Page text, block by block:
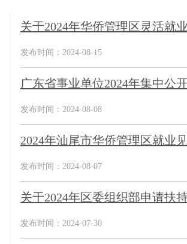
关于2024年华侨管理区灵活就
发布时间：2024-08-15
广东省事业单位2024年集中公
发布时间：2024-08-08
2024年汕尾市华侨管理区就业
发布时间：2024-08-07
关于2024年区委组织部申请扶
发布时间：2024-07-30